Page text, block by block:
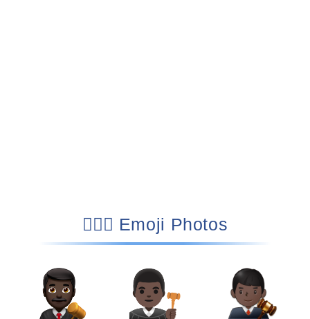
👨🏿‍⚖️ Emoji Photos